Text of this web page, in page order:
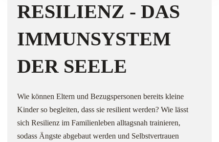
RESILIENZ - DAS
IMMUNSYSTEM
DER SEELE
Wie können Eltern und Bezugspersonen bereits kleine
Kinder so begleiten, dass sie resilient werden? Wie lässt
sich Resilienz im Familienleben alltagsnah trainieren,
sodass Ängste abgebaut werden und Selbstvertrauen